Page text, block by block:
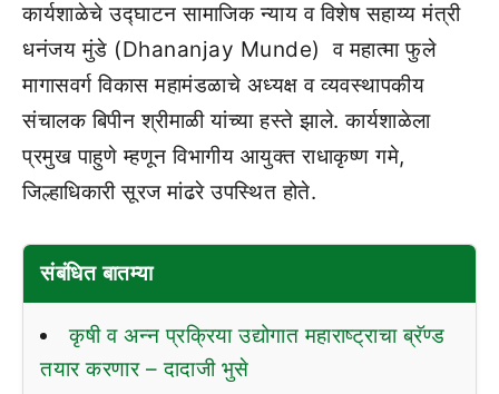
कार्यशाळेचे उद्घाटन सामाजिक न्याय व विशेष सहाय्य मंत्री
धनंजय मुंडे (Dhananjay Munde) व महात्मा फुले
मागासवर्ग विकास महामंडळाचे अध्यक्ष व व्यवस्थापकीय
संचालक बिपीन श्रीमाळी यांच्या हस्ते झाले. कार्यशाळेला
प्रमुख पाहुणे म्हणून विभागीय आयुक्त राधाकृष्ण गमे,
जिल्हाधिकारी सूरज मांढरे उपस्थित होते.
संबंधित बातम्या
कृषी व अन्न प्रक्रिया उद्योगात महाराष्ट्राचा ब्रॅण्ड
तयार करणार – दादाजी भुसे